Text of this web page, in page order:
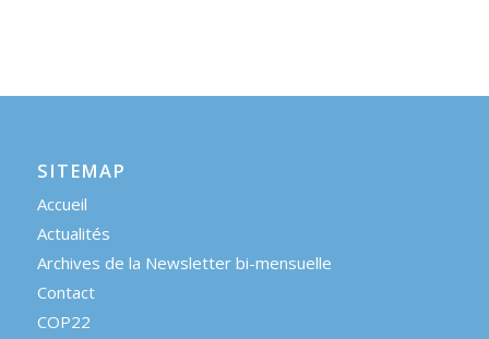
SITEMAP
Accueil
Actualités
Archives de la Newsletter bi-mensuelle
Contact
COP22